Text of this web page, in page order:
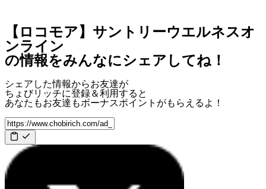
【ロコモア】サントリーウエルネスオ
ンライン
の情報をみんなにシェアしてね！
シェアした情報からお友達が
ちょびリッチに登録＆利用すると
あなたもお友達もボーナスポイント がもらえるよ！